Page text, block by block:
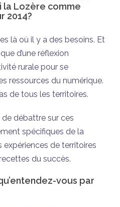
la Lozère comme
2014?
là où il y a des besoins. Et
d’une réflexion
rurale pour se
ressources du numérique.
de tous les territoires.
débattre sur ces
spécifiques de la
de territoires
du succès.
vous par